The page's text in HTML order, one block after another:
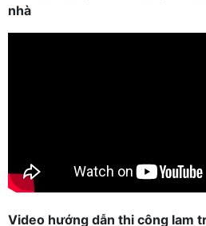
nhà
Video hướng dẫn thi công lam